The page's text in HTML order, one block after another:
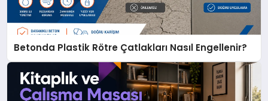
Betonda Plastik Rötre Çatlakları Nasıl Engellenir?